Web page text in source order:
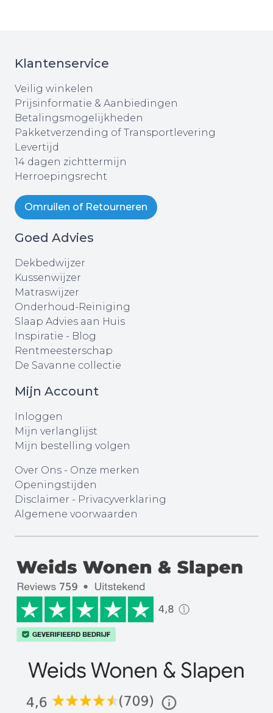
Klantenservice
Veilig winkelen
Prijsinformatie & Aanbiedingen
Betalingsmogelijkheden
Pakketverzending of Transportlevering
Levertijd
14 dagen zichttermijn
Herroepingsrecht
Omruilen of Retourneren
Goed Advies
Dekbedwijzer
Kussenwijzer
Matraswijzer
Onderhoud-Reiniging
Slaap Advies aan Huis
Inspiratie - Blog
Rentmeesterschap
De Savanne collectie
Mijn Account
Inloggen
Mijn verlanglijst
Mijn bestelling volgen
Over Ons - Onze merken
Openingstijden
Disclaimer - Privacyverklaring
Algemene voorwaarden